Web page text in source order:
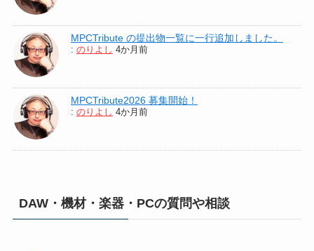
MPCTribute の提出物一覧に一行追加しました。
: のりよし 4か月前
MPCTribute2026 募集開始！
: のりよし 4か月前
DAW・機材・楽器・PCの質問や相談